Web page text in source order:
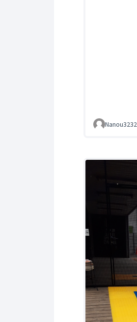
Nanou3232